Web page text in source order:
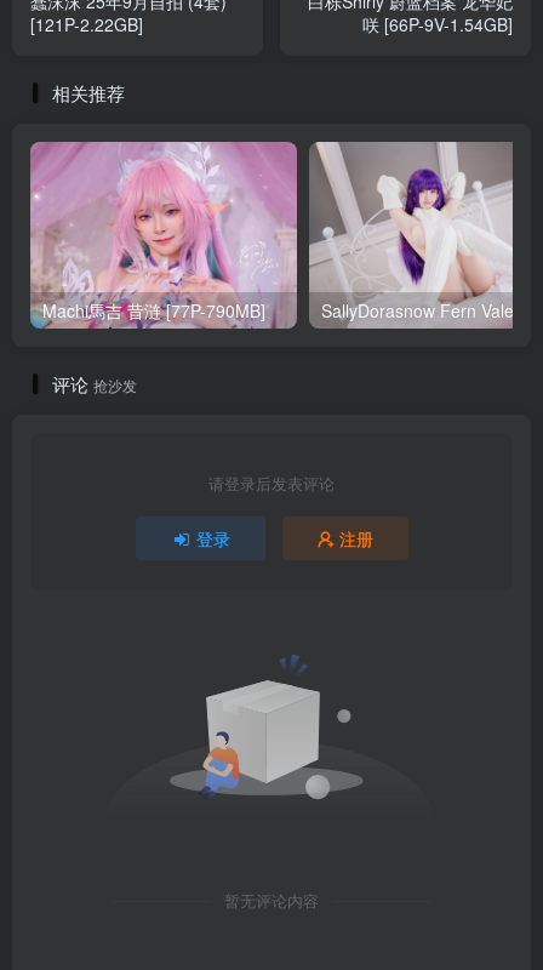
[121P-2.22GB]
咲 [66P-9V-1.54GB]
相关推荐
Machi馬吉 昔涟 [77P-790MB]
评论 抢沙发
请登录后发表评论
登录 注册
暂无评论内容